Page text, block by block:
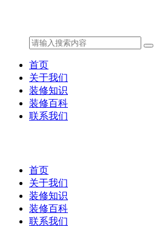
首页
关于我们
装修知识
装修百科
联系我们
首页
关于我们
装修知识
装修百科
联系我们